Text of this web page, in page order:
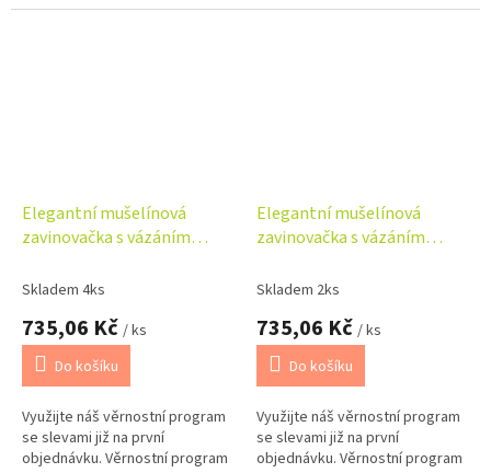
Elegantní mušelínová
zavinovačka s vázáním
Skladem 4ks
735,06 Kč / ks
Do košíku
Využijte náš věrnostní program
se slevami již na první
objednávku. Věrnostní program
Elegantní mušelínová
zavinovačka s vázáním
růžová
Skladem 2ks
735,06 Kč / ks
Do košíku
Využijte náš věrnostní program
se slevami již na první
objednávku. Věrnostní program